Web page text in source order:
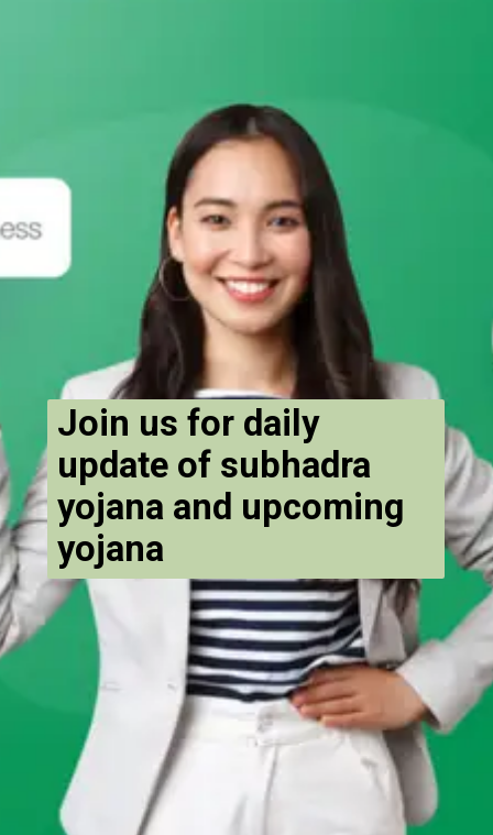
Join us for daily
update of subhadra
yojana and upcoming
yojana